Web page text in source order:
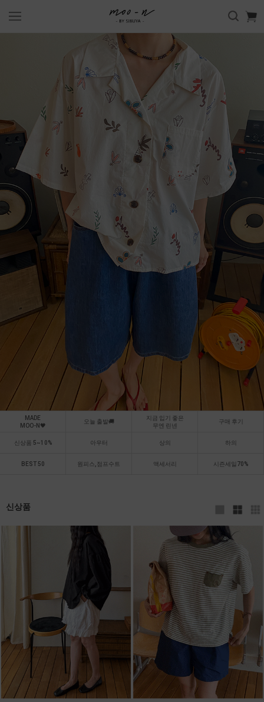
MADE
MOO-N🖤
오늘 출발🚚
지금 입기 좋은
무엔 린넨
구매 후기
신상품 5~10% 아우터 상의 하의
BEST 50 원피스,점프수트 액세서리 시즌세일70%
신상품